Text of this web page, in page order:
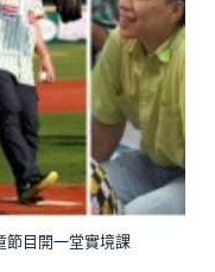
節目開一堂實境課